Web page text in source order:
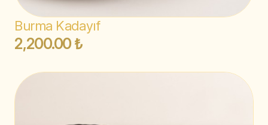
Burma Kadayıf
2,200.00 ₺